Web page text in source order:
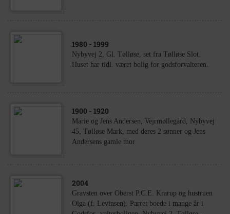
1980 - 1999
Nybyvej 2, Gl. Tølløse, set fra Tølløse Slot.
Huset har tidl. været bolig for godsforvalteren.
1900 - 1920
Marie og Jens Andersen, Vejrmøllegård, Nybyvej
45, Tølløse Mark, med deres 2 sønner og Jens
Andersens gamle mor
2004
Gravsten over Oberst P.C.E. Krarup og hustruen
Olga (f. Levinsen). Parret boede i mange år i